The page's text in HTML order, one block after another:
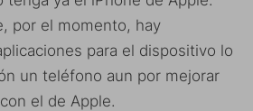
por el momento, hay
para el dispositivo lo
un teléfono aun por mejorar
el de Apple.